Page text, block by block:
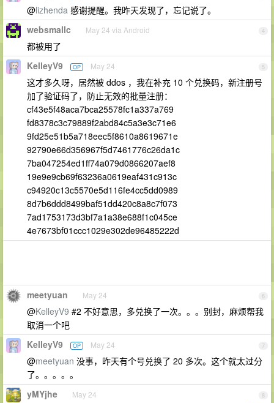
@lizhenda 感谢提醒。我昨天发现了，忘记说了。
4
websmallc May 24 via Android
都被用了
5
KelleyV9 OP May 24
这才多久呀，居然被 ddos ，我在补充 10 个兑换码，新注册号
加了验证码了，防止无效的批量注册：
cf43e5f48aca7bca25578fc1a337a769
fd8378c3c79889f2abd84c5a3e3c71e6
9fd25e51b5a718eec5f8610a8619671e
92790e66d356967f5d7461776c26da1c
7ba047254ed1ff74a079d0866207aef8
19e9e9cb69f63236a0619eaf431c913c
c94920c13c5570e5d116fe4cc5dd0989
8d7b6ddd8499baf51dd420c8a8c7f073
7ad1753173d3bf7a1a38e688f1c045ce
4e7673bf01ccc1029e302de96485222d
6
meetyuan May 24
@KelleyV9 #2 不好意思，多兑换了一次。。。别封，麻烦帮我
取消一个吧
7
KelleyV9 OP May 24
@meetyuan 没事，昨天有个号兑换了 20 多次。这个就太过分
了。。。。。
8
yMYjhe May 24